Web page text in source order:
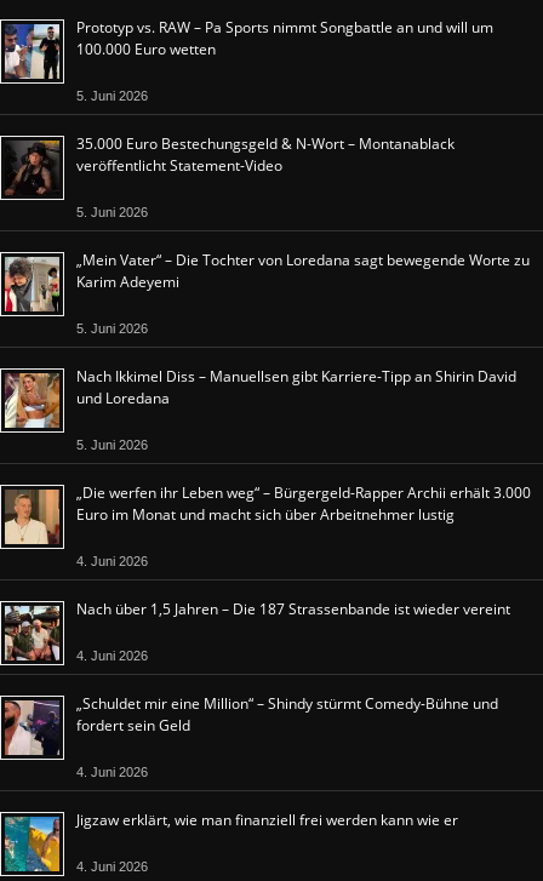
Prototyp vs. RAW – Pa Sports nimmt Songbattle an und will um
100.000 Euro wetten
5. Juni 2026
35.000 Euro Bestechungsgeld & N-Wort – Montanablack
veröffentlicht Statement-Video
5. Juni 2026
„Mein Vater“ – Die Tochter von Loredana sagt bewegende Worte zu
Karim Adeyemi
5. Juni 2026
Nach Ikkimel Diss – Manuellsen gibt Karriere-Tipp an Shirin David
und Loredana
5. Juni 2026
„Die werfen ihr Leben weg“ – Bürgergeld-Rapper Archii erhält 3.000
Euro im Monat und macht sich über Arbeitnehmer lustig
4. Juni 2026
Nach über 1,5 Jahren – Die 187 Strassenbande ist wieder vereint
4. Juni 2026
„Schuldet mir eine Million“ – Shindy stürmt Comedy-Bühne und
fordert sein Geld
4. Juni 2026
Jigzaw erklärt, wie man finanziell frei werden kann wie er
4. Juni 2026